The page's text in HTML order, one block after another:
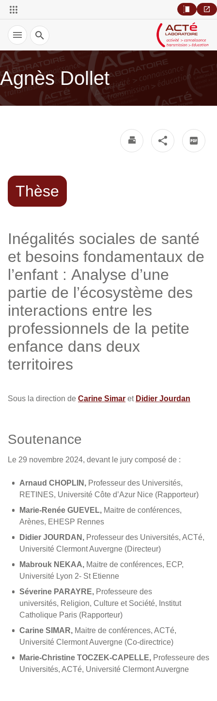
Recherche
Agnès Dollet
Thèse
Inégalités sociales de santé
et besoins fondamentaux de
l’enfant : Analyse d’une
partie de l’écosystème des
interactions entre les
professionnels de la petite
enfance dans deux
territoires
Sous la direction de Carine Simar et Didier Jourdan
Soutenance
Le 29 novembre 2024, devant le jury composé de :
Arnaud CHOPLIN, Professeur des Universités,
RETINES, Université Côte d’Azur Nice (Rapporteur)
Marie-Renée GUEVEL, Maitre de conférences,
Arènes, EHESP Rennes
Didier JOURDAN, Professeur des Universités, ACTé,
Université Clermont Auvergne (Directeur)
Mabrouk NEKAA, Maitre de conférences, ECP,
Université Lyon 2- St Etienne
Séverine PARAYRE, Professeure des
universités, Religion, Culture et Société, Institut
Catholique Paris (Rapporteur)
Carine SIMAR, Maitre de conférences, ACTé,
Université Clermont Auvergne (Co-directrice)
Marie-Christine TOCZEK-CAPELLE, Professeure des
Universités, ACTé, Université Clermont Auvergne